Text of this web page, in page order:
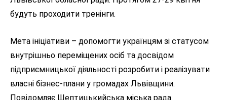
будуть проходити тренінги.
Мета ініціативи – допомогти українцям зі статусом
внутрішньо переміщених осіб та досвідом
підприємницької діяльності розробити і реалізувати
власні бізнес-плани у громадах Львівщини.
Повідомляє Шептицькийська міська рада.